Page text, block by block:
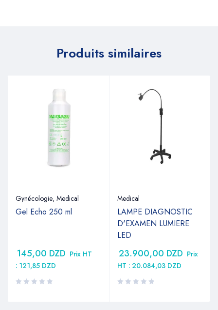
Produits similaires
Gynécologie, Medical
Gel Echo 250 ml
145,00 DZD Prix HT
: 121,85 DZD
Medical
LAMPE DIAGNOSTIC
D'EXAMEN LUMIERE
LED
23.900,00 DZD Prix
HT : 20.084,03 DZD